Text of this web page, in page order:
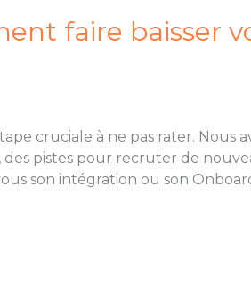
faire baisser
cruciale à ne pas rater. Nous
des pistes pour recruter de
son intégration ou son